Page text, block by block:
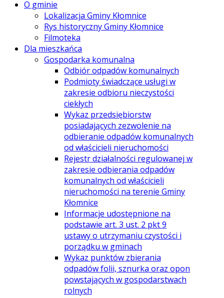
O gminie
Lokalizacja Gminy Kłomnice
Rys historyczny Gminy Kłomnice
Filmoteka
Dla mieszkańca
Gospodarka komunalna
Odbiór odpadów komunalnych
Podmioty świadczące usługi w
zakresie odbioru nieczystości
ciekłych
Wykaz przedsiębiorstw
posiadających zezwolenie na
odbieranie odpadów komunalnych
od właścicieli nieruchomości
Rejestr działalności regulowanej w
zakresie odbierania odpadów
komunalnych od właścicieli
nieruchomości na terenie Gminy
Kłomnice
Informacje udostępnione na
podstawie art. 3 ust. 2 pkt 9
ustawy o utrzymaniu czystości i
porządku w gminach
Wykaz punktów zbierania
odpadów folii, sznurka oraz opon
powstających w gospodarstwach
rolnych